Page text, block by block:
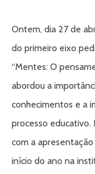
Ontem, dia 27 de
do primeiro eixo
“Mentes: O
abordou a
conhecimentos e a
processo educativo.
com a
início do ano na